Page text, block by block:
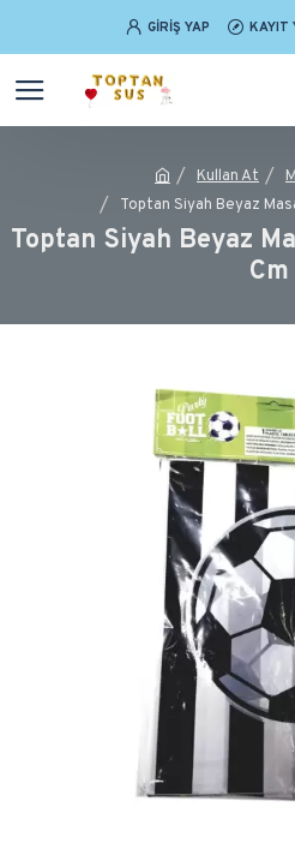
GIRIŞ YAP KAYIT
Kullan At
Toptan Siyah Beyaz
Toptan Siyah Beyaz
Cm